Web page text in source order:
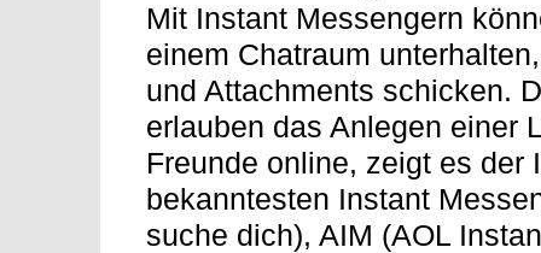
Mit Instant Messengern
einem Chatraum
und Attachments schicken.
erlauben das Anlegen einer
Freunde online, zeigt es der
bekanntesten Instant
suche dich), AIM (AOL